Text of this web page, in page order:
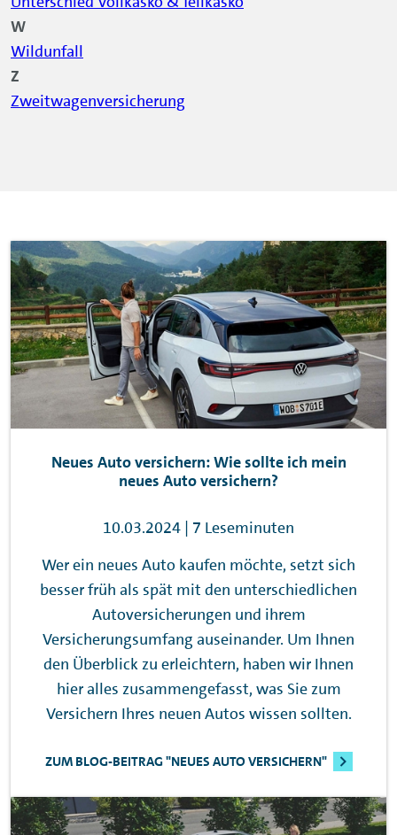
W
Wildunfall
Z
Zweitwagenversicherung
Neues Auto versichern: Wie sollte ich mein
neues Auto versichern?
10.03.2024 | 7 Leseminuten
Wer ein neues Auto kaufen möchte, setzt sich
besser früh als spät mit den unterschiedlichen
Autoversicherungen und ihrem
Versicherungsumfang auseinander. Um Ihnen
den Überblick zu erleichtern, haben wir Ihnen
hier alles zusammengefasst, was Sie zum
Versichern Ihres neuen Autos wissen sollten.
ZUM BLOG-BEITRAG "NEUES AUTO VERSICHERN"